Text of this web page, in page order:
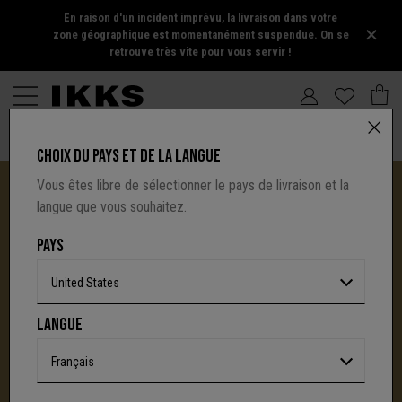
En raison d'un incident imprévu, la livraison dans votre
zone géographique est momentanément suspendue. On se
retrouve très vite pour vous servir !
UNE NOUVELLE PAGE S'ÉCRIT AVEC IKKS
C'est la fin d'une aventure : le site I.Code ferme
définitivement.Mais l'audace, la créativité
CHOIX DU PAYS ET DE LA LANGUE
Vous êtes libre de sélectionner le pays de livraison et la
langue que vous souhaitez.
PAYS
United States
LANGUE
Français